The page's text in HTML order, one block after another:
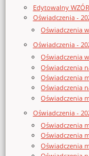
Edytowalny
Oświadczenia -
Oświadczenia
Oświadczenia -
Oświadczenia
Oświadczenia
Oświadczenia
Oświadczenia
Oświadczenia
Oświadczenia -
Oświadczenia
Oświadczenia
Oświadczenia